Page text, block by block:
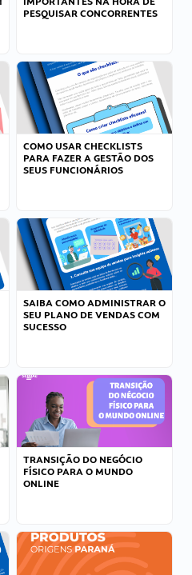
PESQUISAR CONCORRENTES
COMO USAR CHECKLISTS
PARA FAZER A GESTÃO DOS
SEUS FUNCIONÁRIOS
SAIBA COMO ADMINISTRAR O
SEU PLANO DE VENDAS COM
SUCESSO
TRANSIÇÃO DO NEGÓCIO
FÍSICO PARA O MUNDO
ONLINE